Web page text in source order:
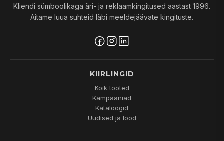
Kliendi sümboolikaga äri- ja reklaamkingitused aastast 1996.
Aitame luua suhteid läbi meeldejäävate kingituste.
KIIRLINGID
Kõik tooted
Kampaaniad
Kataloogid
Uudised ja lood